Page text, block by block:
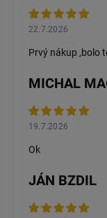
22.7.2026
Prvý nákup ,bolo
MICHAL
19.7.2026
Ok
JÁN BZDIL